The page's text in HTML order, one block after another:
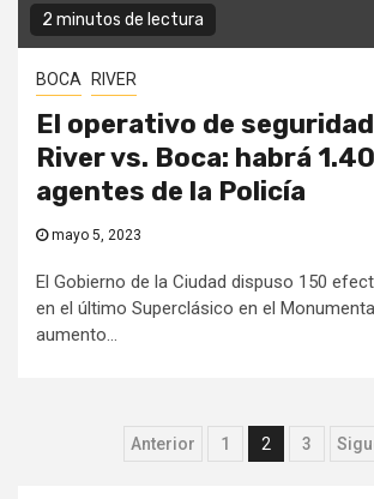
2 minutos de lectura
BOCA RIVER
El operativo de
River vs. Boca: habrá
agentes de la Policía
mayo 5, 2023
El Gobierno de la Ciudad dispuso 150
en el último Superclásico en el
aumento...
Navegación
Anterior 1 2 3